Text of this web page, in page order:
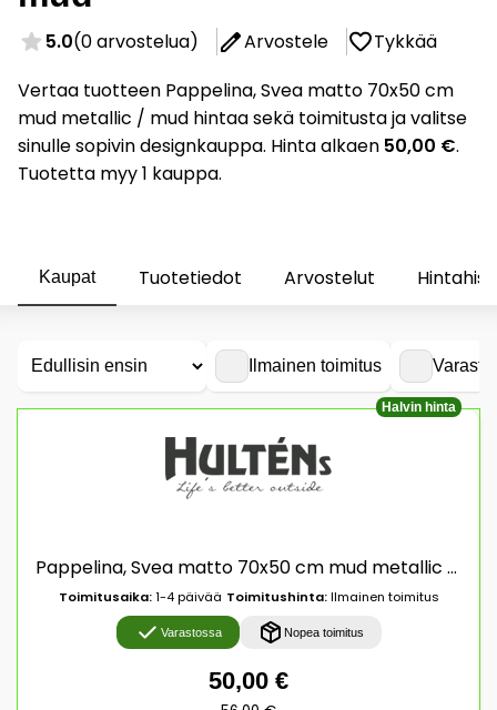
5.0(0 arvostelua) Arvostele
Tykkää
Vertaa tuotteen Pappelina, Svea matto 70x50 cm
mud metallic / mud hintaa sekä toimitusta ja valitse
sinulle sopivin designkauppa. Hinta alkaen 50,00 €.
Tuotetta myy 1 kauppa.
Kaupat Tuotetiedot Arvostelut
Ilmainen toimitus
Halvin hinta
Pappelina, Svea matto 70x50 cm mud metallic / mud
Toimitusaika:1-4 päivää Toimitushinta:Ilmainen toimitus
Varastossa Nopea toimitus
50,00 €